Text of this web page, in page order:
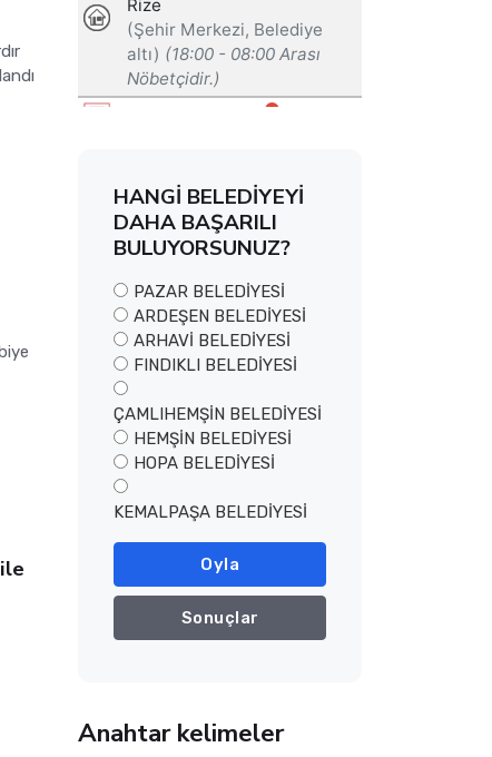
HANGİ BELEDİYEYİ
DAHA BAŞARILI
BULUYORSUNUZ?
PAZAR BELEDİYESİ
ARDEŞEN BELEDİYESİ
ARHAVİ BELEDİYESİ
FINDIKLI BELEDİYESİ
ÇAMLIHEMŞİN BELEDİYESİ
HEMŞİN BELEDİYESİ
HOPA BELEDİYESİ
KEMALPAŞA BELEDİYESİ
Oyla
Sonuçlar
Anahtar kelimeler